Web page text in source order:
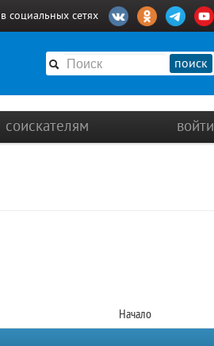
социальных сетях
поиск
соискателям войти
Начало